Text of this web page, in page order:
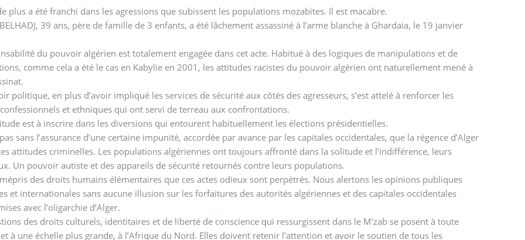
plus a été franchi dans les agressions que subissent les populations mozabites. Il est macabre.
39 ans, père de famille de 3 enfants, a été lâchement assassiné à l’arme blanche à Ghardaia, le 19 janvier
du pouvoir algérien est totalement engagée dans cet acte. Habitué à des logiques de manipulations et de
comme cela a été le cas en Kabylie en 2001, les attitudes racistes du pouvoir algérien ont naturellement mené à
politique, en plus d’avoir impliqué les services de sécurité aux côtés des agresseurs, s’est attelé à renforcer les
et ethniques qui ont servi de terreau aux confrontations.
est à inscrire dans les diversions qui entourent habituellement les élections présidentielles.
pas sans l’assurance d’une certaine impunité, accordée par avance par les capitales occidentales, que la régence d’Alger
attitudes criminelles. Les populations algériennes ont toujours affronté dans la solitude et l’indifférence, leurs
Un pouvoir autiste et des appareils de sécurité retournés contre leurs populations.
mépris des droits humains élémentaires que ces actes odieux sont perpétrés. Nous alertons les opinions publiques
et internationales sans aucune illusion sur les forfaitures des autorités algériennes et des capitales occidentales
avec l’oligarchie d’Alger.
des droits culturels, identitaires et de liberté de conscience qui ressurgissent dans le M’zab se posent à toute
et à une échelle plus grande, à l’Afrique du Nord. Elles doivent retenir l’attention et avoir le soutien de tous les